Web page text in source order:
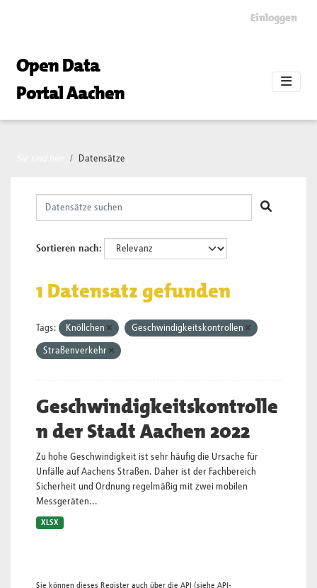
Einloggen
Open Data
Portal Aachen
Datensätze
Sortieren nach
1 Datensatz gefunden
Tags: Knöllchen Geschwindigkeitskontrollen
Straßenverkehr
Geschwindigkeitskontrolle
n der Stadt Aachen 2022
Zu hohe Geschwindigkeit ist sehr häufig die Ursache für
Unfälle auf Aachens Straßen. Daher ist der Fachbereich
Sicherheit und Ordnung regelmäßig mit zwei mobilen
Messgeräten...
XLSX
Sie können dieses Register auch über die API (siehe API-